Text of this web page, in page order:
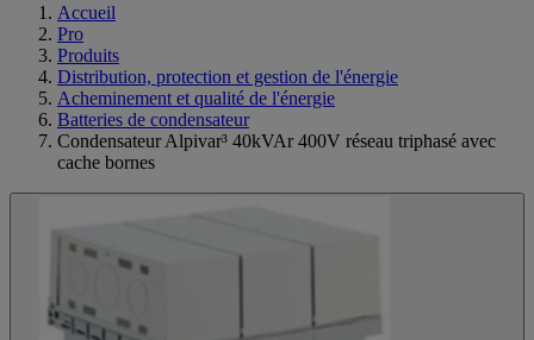
Accueil
Pro
Produits
Distribution, protection et gestion de l'énergie
Acheminement et qualité de l'énergie
Batteries de condensateur
Condensateur Alpivar³ 40kVAr 400V réseau triphasé avec
cache bornes